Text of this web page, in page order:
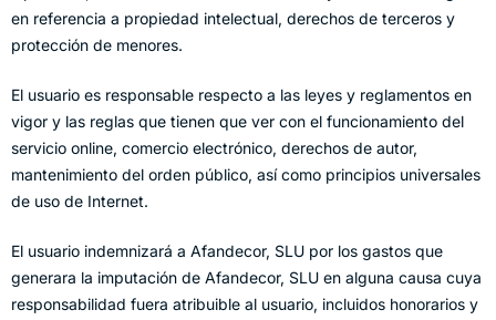
en referencia a propiedad intelectual, derechos de terceros y
protección de menores.
El usuario es responsable respecto a las leyes y reglamentos en
vigor y las reglas que tienen que ver con el funcionamiento del
servicio online, comercio electrónico, derechos de autor,
mantenimiento del orden público, así como principios universales
de uso de Internet.
El usuario indemnizará a Afandecor, SLU por los gastos que
generara la imputación de Afandecor, SLU en alguna causa cuya
responsabilidad fuera atribuible al usuario, incluidos honorarios y